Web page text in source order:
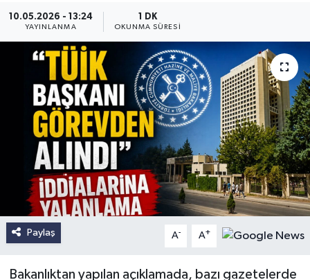
10.05.2026 - 13:24
YAYINLANMA
1 DK
OKUNMA SÜRESI
Paylaş A- A+
Bakanlıktan yapılan açıklamada, bazı gazetelerde